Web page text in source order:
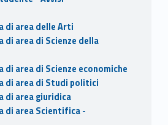
di area delle Arti
di area di Scienze della
di area di Scienze economiche
di area di Studi politici
di area giuridica
di area Scientifica -